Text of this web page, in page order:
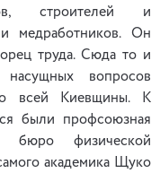
строителей и
медработников. Он
труда. Сюда то и
вопросов
со всей Киевщины. К
были профсоюзная
бюро физической
академика Щуко